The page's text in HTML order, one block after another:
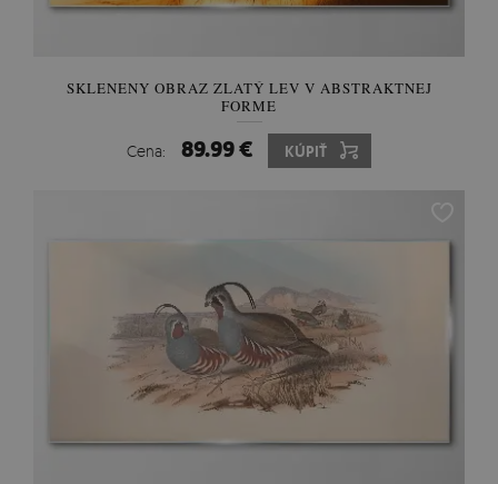
SKLENENY OBRAZ ZLATÝ LEV V ABSTRAKTNEJ
FORME
Cena: 89.99 € KÚPIŤ